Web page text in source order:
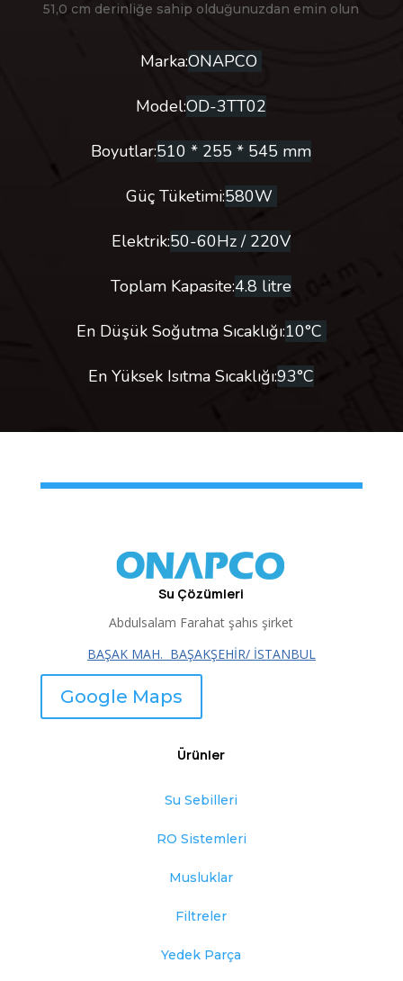
51,0 cm derinliğe sahip olduğunuzdan emin olun
Marka:ONAPCO
Model:OD-3TT02
Boyutlar:510 * 255 * 545 mm
Güç Tüketimi:580W
Elektrik:50-60Hz / 220V
Toplam Kapasite:4.8 litre
En Düşük Soğutma Sıcaklığı:10°C
En Yüksek Isıtma Sıcaklığı:93°C
Su Çözümleri
Abdulsalam Farahat şahıs şirket
BAŞAK MAH. BAŞAKŞEHİR/ İSTANBUL
Google Maps
Ürünler
Su Sebilleri
RO Sistemleri
Musluklar
Filtreler
Yedek Parça